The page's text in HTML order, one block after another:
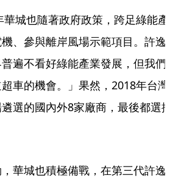
城也隨著政府政策，跨足綠能產
、參與離岸風場示範項目。許逸
遍不看好綠能產業發展，但我們
車的機會。」果然，2018年台灣
選的國內外8家廠商，最後都選
華城也積極備戰，在第三代許逸